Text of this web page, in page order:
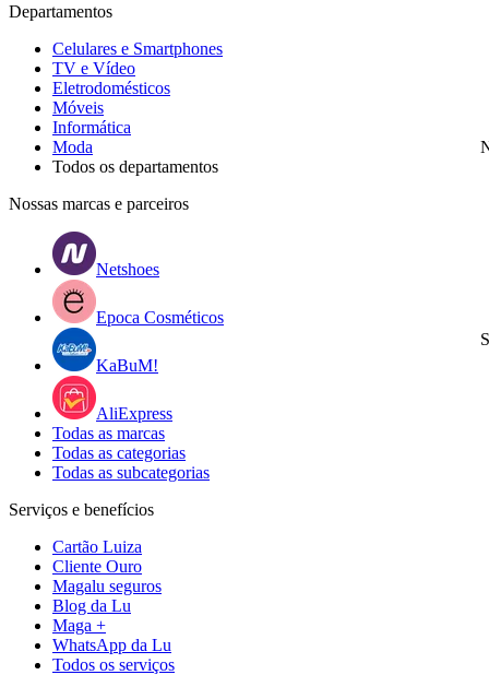
Departamentos
Celulares e Smartphones
TV e Vídeo
Eletrodomésticos
Móveis
Informática
Moda
Todos os departamentos
Nossas marcas e parceiros
Netshoes
Epoca Cosméticos
KaBuM!
AliExpress
Todas as marcas
Todas as categorias
Todas as subcategorias
Serviços e benefícios
Cartão Luiza
Cliente Ouro
Magalu seguros
Blog da Lu
Maga +
WhatsApp da Lu
Todos os serviços